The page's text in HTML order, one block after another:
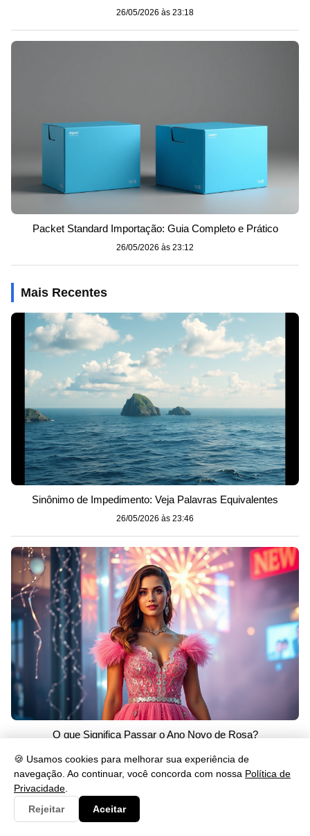
🍪 Usamos cookies para melhorar sua experiência de
navegação. Ao continuar, você concorda com nossa Política de
Privacidade
Rejeitar
Aceitar
26/05/2026 às 23:18
Packet Standard Importação: Guia Completo e Prático
26/05/2026 às 23:12
Mais Recentes
Sinônimo de Impedimento: Veja Palavras Equivalentes
26/05/2026 às 23:46
O que Significa Passar o Ano Novo de Rosa?